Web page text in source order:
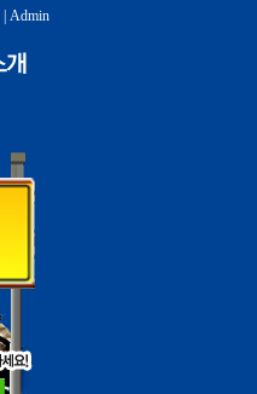
Admin